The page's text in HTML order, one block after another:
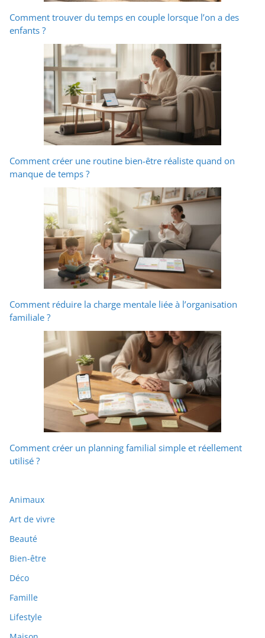
Comment trouver du temps en couple lorsque l’on a des
enfants ?
Comment créer une routine bien-être réaliste quand on
manque de temps ?
Comment réduire la charge mentale liée à l’organisation
familiale ?
Comment créer un planning familial simple et réellement
utilisé ?
Animaux
Art de vivre
Beauté
Bien-être
Déco
Famille
Lifestyle